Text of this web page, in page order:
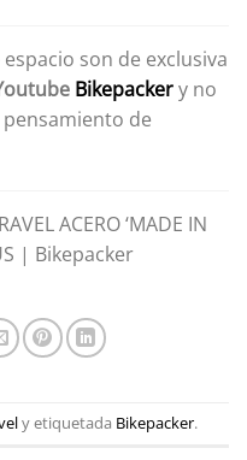
son de exclusiva
Bikepackery no
de
ACERO ‘MADE IN
| Bikepacker
y etiquetada Bikepacker.